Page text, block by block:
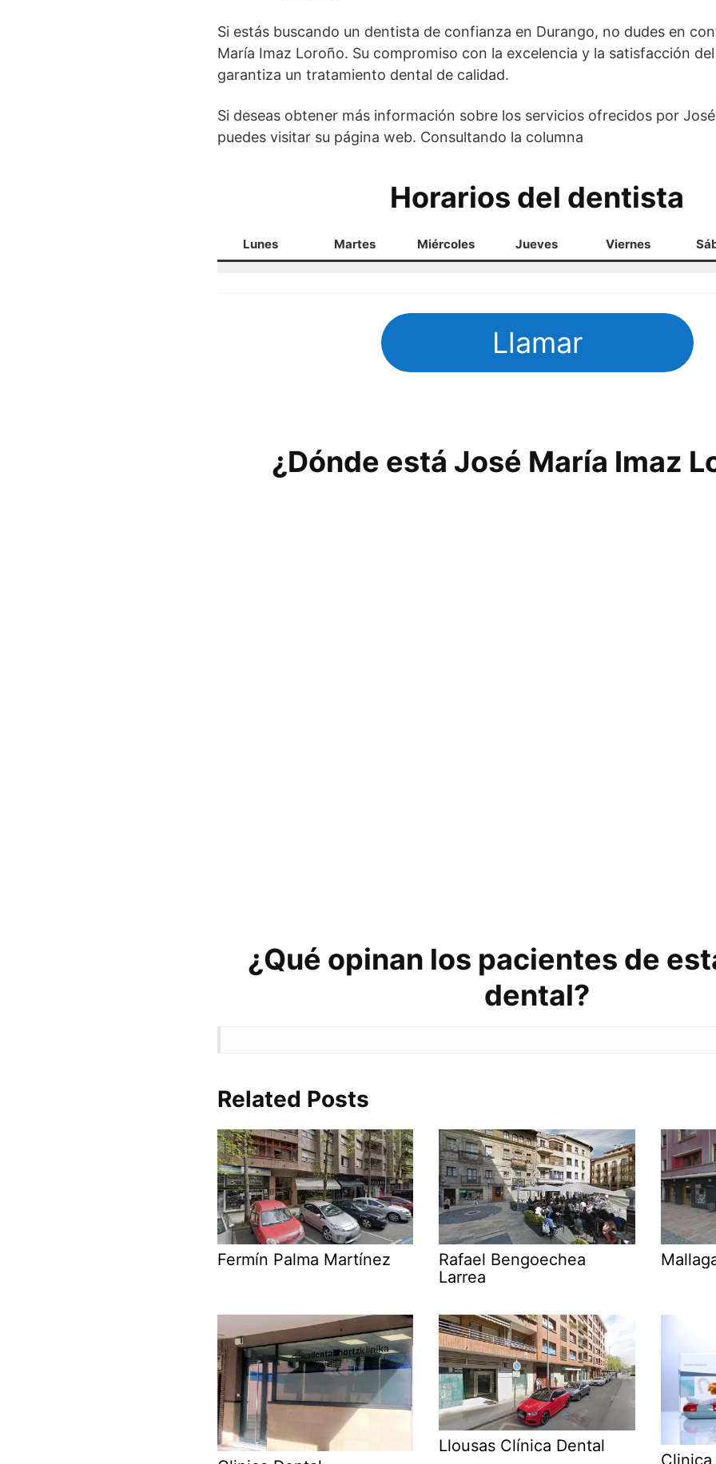
Si estás buscando un dentista de confianza en Durango, no dudes en
María Imaz Loroño. Su compromiso con la excelencia y la satisfacción
garantiza un tratamiento dental de calidad.
Si deseas obtener más información sobre los servicios ofrecidos por
puedes visitar su página web. Consultando la columna
Horarios del dentista
Lunes Martes Miércoles Jueves Viernes
Llamar
¿Dónde está José María Imaz
¿Qué opinan los pacientes de
dental?
Related Posts
Fermín Palma Martínez
Rafael Bengoechea
Larrea
Llousas Clínica Dental